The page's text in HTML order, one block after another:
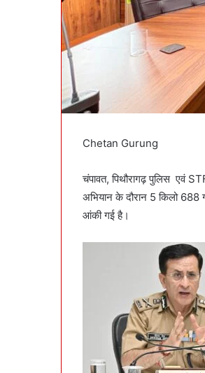
Chetan Gurung
चंपावत, पिथौरागढ़ पुलिस एवं
अभियान के दौरान 5 किलो
आंकी गई है।